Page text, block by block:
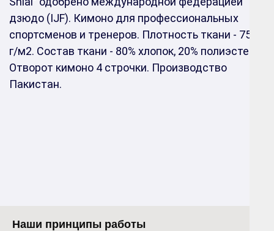
дзюдо (IJF). Кимоно для профессиональных
спортсменов и тренеров. Плотность ткани - 750
г/м2. Состав ткани - 80% хлопок, 20% полиэстер.
Отворот кимоно 4 строчки. Производство
Пакистан.
Наши принципы работы